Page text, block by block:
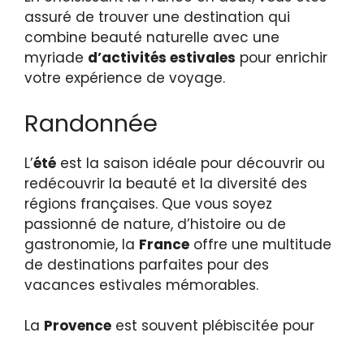
assuré de trouver une destination qui
combine beauté naturelle avec une
myriade d’activités estivales pour enrichir
votre expérience de voyage.
Randonnée
L’été est la saison idéale pour découvrir ou
redécouvrir la beauté et la diversité des
régions françaises. Que vous soyez
passionné de nature, d’histoire ou de
gastronomie, la France offre une multitude
de destinations parfaites pour des
vacances estivales mémorables.
La Provence est souvent plébiscitée pour